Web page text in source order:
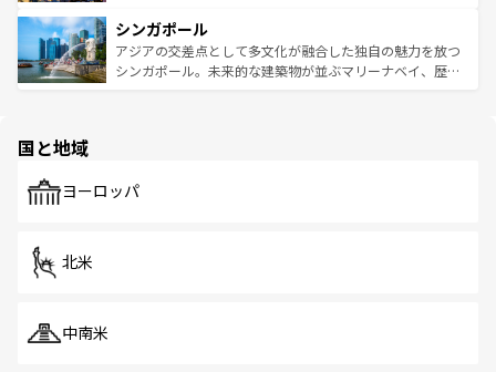
参照してほしい。
激する。気候は一年中温暖で、どの季節にも異なる楽しみ
が待っている。親しみやすいタイの人々、仏教を中心とし
た文化、そして多様な観光資源が、訪れる旅人を魅了し続
み、どこを訪れても感動するはず。観光スポットが密集し
ており、効率よく見どころを回れるのも魅力。息をのむよ
うな絶景から文化的な体験まで、香港を存分に楽しみ尽く
シンガポール
アジアの交差点として多文化が融合した独自の魅力を放つ
シンガポール。未来的な建築物が並ぶマリーナベイ、歴史
で、ホーカーズは地元の風情を楽しめる外せないスポット
国と地域
ヨーロッパ
北米
中南米